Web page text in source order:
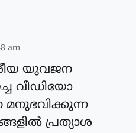
am
യുവജന
വീഡിയോ
മനുഭവിക്കുന്ന
പ്രത്യാശ